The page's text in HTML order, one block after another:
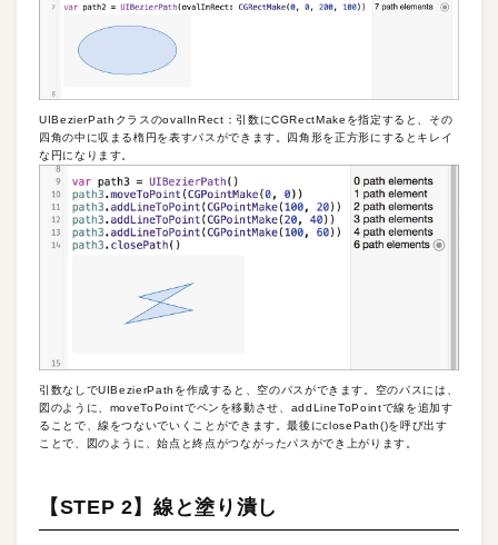
UIBezierPathクラスのovalInRect：引数にCGRectMakeを指定すると、その
四角の中に収まる楕円を表すパスができます。四角形を正方形にするとキレイ
な円になります。
引数なしでUIBezierPathを作成すると、空のパスができます。空のパスには、
図のように、moveToPointでペンを移動させ、addLineToPointで線を追加す
ることで、線をつないでいくことができます。最後にclosePath()を呼び出す
ことで、図のように、始点と終点がつながったパスができ上がります。
【STEP 2】線と塗り潰し